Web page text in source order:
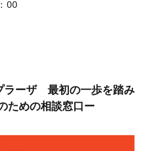
00
ラーザ 最初の一歩を踏み
ための相談窓口ー